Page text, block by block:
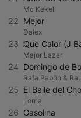
Mc Kekel
22 Mejor
Dalex
23 Que Calor (J
Major Lazer
24 Domingo de
Rafa Pabön &
25 El Baile del
Lorna
26 Gasolina